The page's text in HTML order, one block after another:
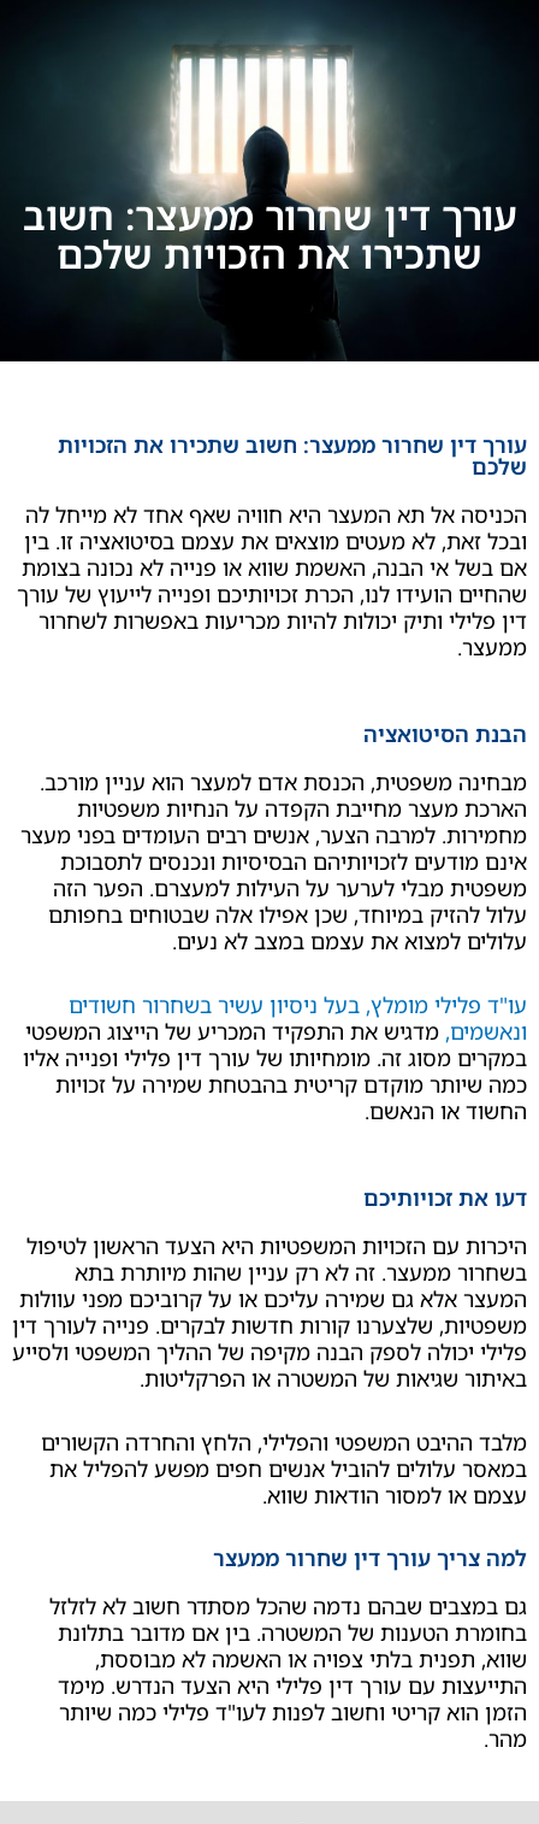
דין שחרור ממעצר: חשוב
את הזכויות שלכם
שחרור ממעצר: חשוב שתכירו את הזכויות
אל תא המעצר היא חוויה שאף אחד לא מייחל לה
לא מעטים מוצאים את עצמם בסיטואציה זו. בין
הבנה, האשמת שווא או פנייה לא נכונה בצומת
לנו, הכרת זכויותיכם ופנייה לייעוץ של עורך
ותיק יכולות להיות מכריעות באפשרות לשחרור
משפטית, הכנסת אדם למעצר הוא עניין מורכב.
מחייבת הקפדה על הנחיות משפטיות
למרבה הצער, אנשים רבים העומדים בפני מעצר
לזכויותיהם הבסיסיות ונכנסים לתסבוכת
מבלי לערער על העילות למעצרם. הפער הזה
במיוחד, שכן אפילו אלה שבטוחים בחפותם
למצוא את עצמם במצב לא נעים.
מומלץ, בעל ניסיון עשיר בשחרור חשודים
מדגיש את התפקיד המכריע של הייצוג המשפטי
זה. מומחיותו של עורך דין פלילי ופנייה אליו
מוקדם קריטית בהבטחת שמירה על זכויות
הנאשם.
עם הזכויות המשפטיות היא הצעד הראשון לטיפול
ממעצר. זה לא רק עניין שהות מיותרת בתא
גם שמירה עליכם או על קרוביכם מפני עוולות
שלצערנו קורות חדשות לבקרים. פנייה לעורך דין
לספק הבנה מקיפה של ההליך המשפטי ולסייע
שגיאות של המשטרה או הפרקליטות.
המשפטי והפלילי, הלחץ והחרדה הקשורים
להוביל אנשים חפים מפשע להפליל את
למסור הודאות שווא.
עורך דין שחרור ממעצר
שבהם נדמה שהכל מסתדר חשוב לא לזלזל
הטענות של המשטרה. בין אם מדובר בתלונת
בלתי צפויה או האשמה לא מבוססת,
עם עורך דין פלילי היא הצעד הנדרש. מימד
קריטי וחשוב לפנות לעו"ד פלילי כמה שיותר